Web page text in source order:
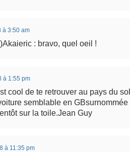
à 3:50 am
: bravo, quel oeil !
à 1:55 pm
cool de te retrouver au pays du
semblable en
sur la toile.Jean Guy
à 11:35 pm